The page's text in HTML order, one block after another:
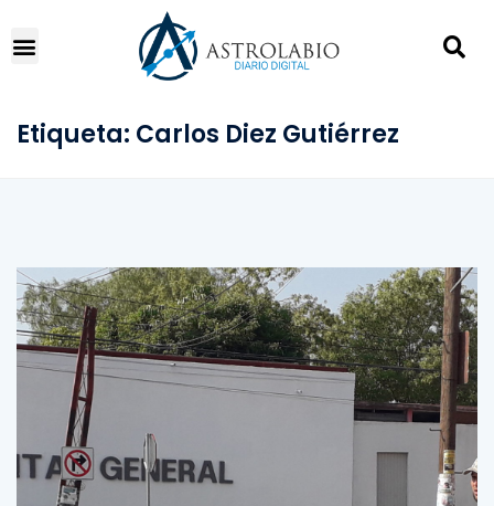
Etiqueta: Carlos Diez Gutiérrez